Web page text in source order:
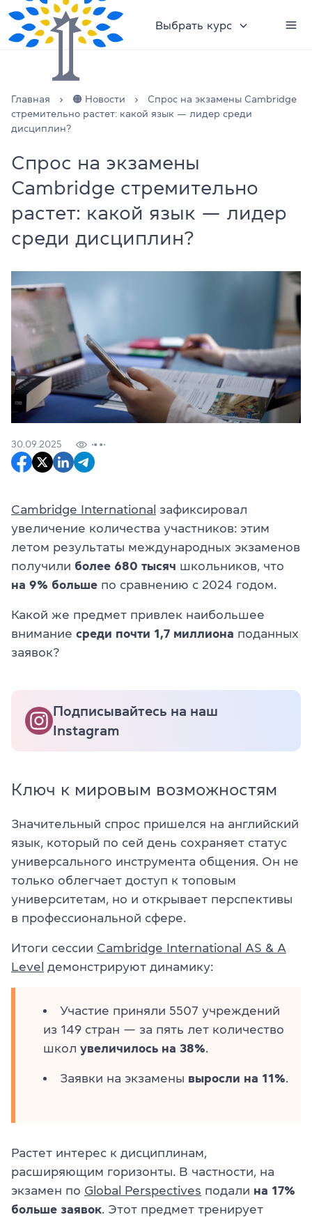
Выбрать курс
Главная 🟠 Новости
Спрос на экзамены Cambridge
стремительно растет: какой язык — лидер среди
дисциплин?
Спрос на экзамены
Cambridge стремительно
растет: какой язык — лидер
среди дисциплин?
30.09.2025
Cambridge International
зафиксировал
увеличение количества участников: этим
летом результаты международных экзаменов
получили более 680 тысяч школьников, что
на 9% больше по сравнению с 2024 годом.
Какой же предмет привлек наибольшее
внимание среди почти 1,7 миллиона поданных
заявок?
Подписывайтесь на наш
Instagram
Ключ к мировым возможностям
Значительный спрос пришелся на английский
язык, который по сей день сохраняет статус
универсального инструмента общения. Он не
только облегчает доступ к топовым
университетам, но и открывает перспективы
в профессиональной сфере.
Итоги сессии Cambridge International AS & A
Level демонстрируют динамику:
Участие приняли 5507 учреждений
из 149 стран — за пять лет количество
школ увеличилось на 38%.
Заявки на экзамены выросли на 11%.
Растет интерес к дисциплинам,
расширяющим горизонты. В частности, на
экзамен по Global Perspectives подали на 17%
больше заявок. Этот предмет тренирует